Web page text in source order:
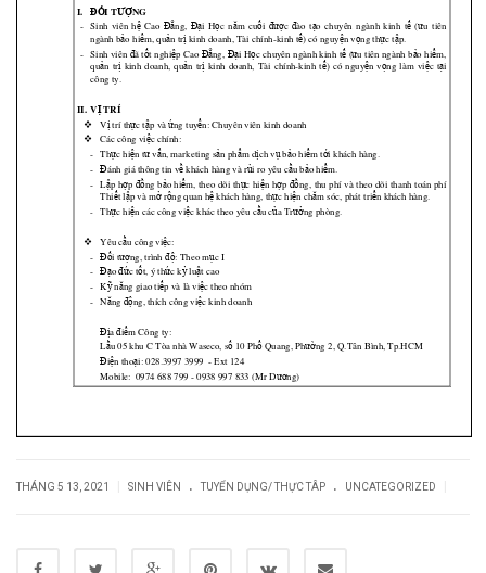
THÁNG 5 13, 2021 SINH VIÊN . TUYỂN DỤNG/ THỰC TÂP . UNCATEGORIZED